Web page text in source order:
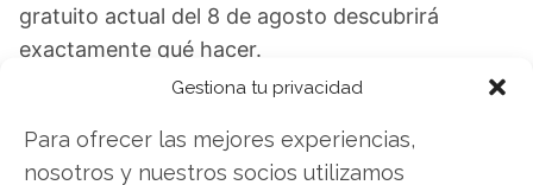
Gestiona tu privacidad
Para ofrecer las mejores experiencias,
nosotros y nuestros socios utilizamos
gratuito actual del 8 de agosto descubrirá
exactamente qué hacer.
Broadcom: ¿Comprar o vender? ¡Lee más aquí!